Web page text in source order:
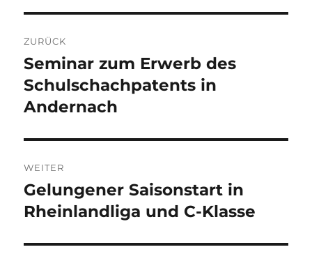
ZURÜCK
Vorheriger
Beitrag:
Seminar zum Erwerb des
Schulschachpatents in
Andernach
WEITER
Nächster
Beitrag:
Gelungener Saisonstart in
Rheinlandliga und C-Klasse